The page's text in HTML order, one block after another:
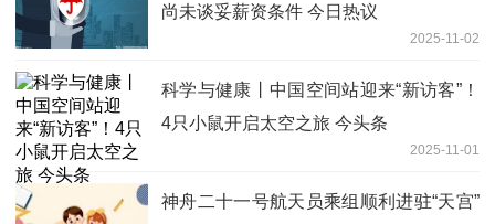
尚未谈妥薪资条件 今日热议
2025-11-02
科学与健康丨中国空间站迎来“新访客”！
4只小鼠开启太空之旅 今头条
2025-11-01
神舟二十一号航天员乘组顺利进驻“天宫”